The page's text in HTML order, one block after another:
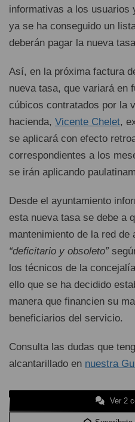
informativas a los usuarios
ya se ha conseguido un
deberán pagar la nueva
Así, en la próxima factura
nueva tasa, que variará en
cúbicos contratados por la
hacienda, Vicente Chelet,
se aplicará con efecto
correspondientes a los
se irán aplicando
Desde el ayuntamiento
esta nueva tasa se debe a
mantenimiento de la red de
“deficitario y obsoleto”
los técnicos de la
ello que se ha decidido
manera que financien su
beneficiarios del servicio.
Consulta las dudas que
alcantarillado en nuestra
Ver 2